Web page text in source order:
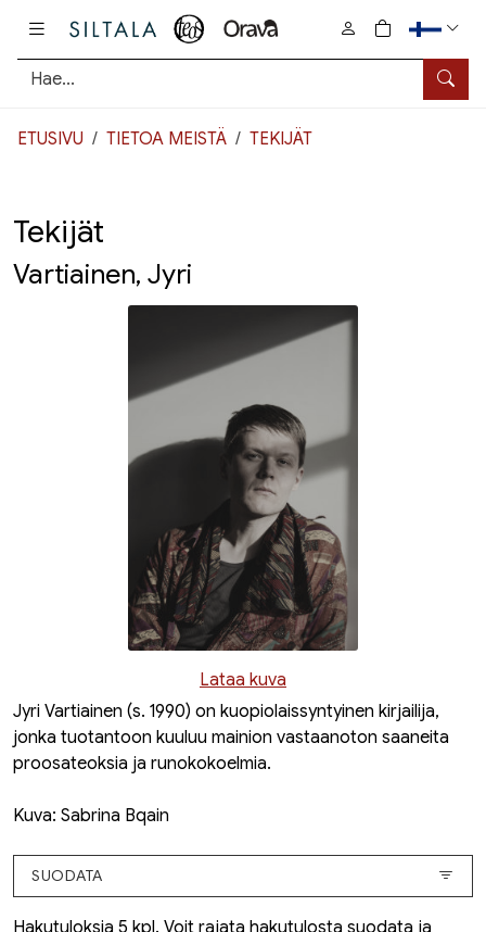
Hae
0
tuotetta
ETUSIVU TIETOA MEISTÄ TEKIJÄT
Tekijät
Vartiainen, Jyri
Lataa kuva
Jyri Vartiainen (s. 1990) on kuopiolaissyntyinen kirjailija,
jonka tuotantoon kuuluu mainion vastaanoton saaneita
proosateoksia ja runokokoelmia.
Kuva: Sabrina Bqain
SUODATA